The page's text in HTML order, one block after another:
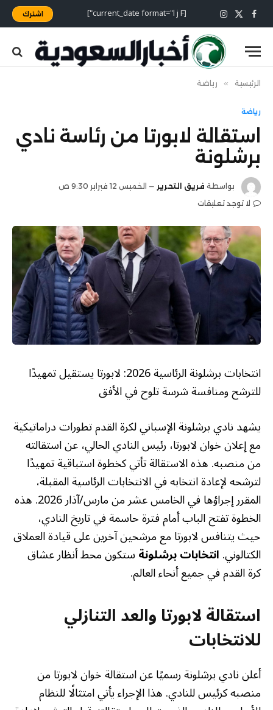
فيسبوك
X
(Twitter)
الانستغرام [current_date format="l j F"] اشترك
الرئيسية » رياضة
رياضة
استقالة لابورتا من رئاسة نادي
برشلونة
بواسطة فريق التحرير
الخميس 12 فبراير 9:30 ص
لا توجد تعليقات
انتخابات برشلونة الرئاسية 2026: لابورتا يستقيل تمهيدًا
للترشح ومنافسة شرسة تلوح في الأفق
يشهد نادي برشلونة الإسباني لكرة القدم تطورات دراماتيكية
مع إعلان خوان لابورتا، رئيس النادي الحالي، عن استقالته
من منصبه. هذه الاستقالة تأتي كخطوة استباقية تمهيدًا
لترشحه لإعادة انتخابه في الانتخابات الرئاسية المقبلة،
المقرر إجراؤها في الخامس عشر من مارس/آذار 2026. هذه
الخطوة تفتح الباب أمام فترة حاسمة في تاريخ النادي،
حيث يتنافس لابورتا مع مرشحين آخرين على قيادة العملاق
الكتالوني.انتخابات برشلونةستكون محط أنظار عشاق
كرة القدم في جميع أنحاء العالم.
استقالة لابورتا والعد التنازلي
للانتخابات
أعلن نادي برشلونة رسميًا عن استقالة خوان لابورتا من
منصبه كرئيس للنادي. هذا الإجراء يأتي امتثالًا للنظام